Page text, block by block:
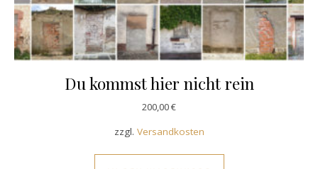
Du kommst hier nicht rein
200,00€
zzgl. Versandkosten